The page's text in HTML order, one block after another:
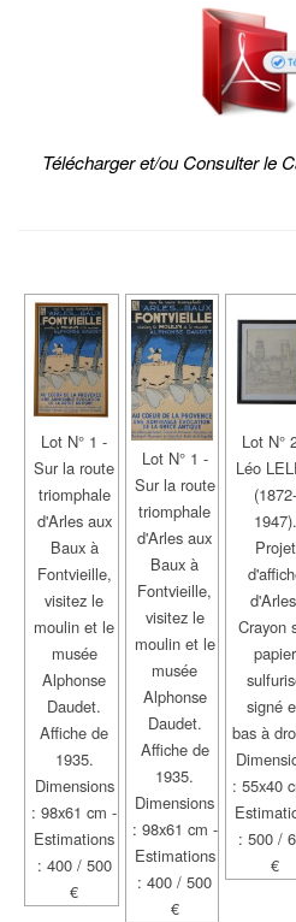
Télécharger et/ou Consulter le
Lot N° 1 -
Sur la route
triomphale
d'Arles aux
Baux à
Fontvieille,
visitez le
moulin et le
musée
Alphonse
Daudet.
Affiche de
1935.
Dimensions
: 98x61 cm -
Estimations
: 400 / 500
€
Lot N° 1 -
Sur la route
triomphale
d'Arles aux
Baux à
Fontvieille,
visitez le
moulin et le
musée
Alphonse
Daudet.
Affiche de
1935.
Dimensions
: 98x61 cm -
Estimations
: 400 / 500
€
Lot N°
Léo
(1872-
1947).
Projet
Crayon
papier
signé
bas à
: 55x40
: 500 /
€